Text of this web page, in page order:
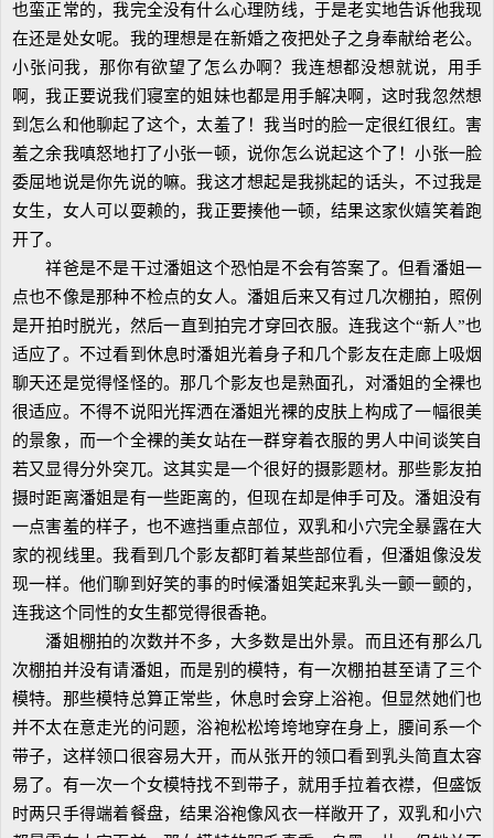
也蛮正常的，我完全没有什么心理防线，于是老实地告诉他我现
在还是处女呢。我的理想是在新婚之夜把处子之身奉献给老公。
小张问我，那你有欲望了怎么办啊？我连想都没想就说，用手
啊，我正要说我们寝室的姐妹也都是用手解决啊，这时我忽然想
到怎么和他聊起了这个，太羞了！我当时的脸一定很红很红。害
羞之余我嗔怒地打了小张一顿，说你怎么说起这个了！小张一脸
委屈地说是你先说的嘛。我这才想起是我挑起的话头，不过我是
女生，女人可以耍赖的，我正要揍他一顿，结果这家伙嬉笑着跑
开了。
祥爸是不是干过潘姐这个恐怕是不会有答案了。但看潘姐一
点也不像是那种不检点的女人。潘姐后来又有过几次棚拍，照例
是开拍时脱光，然后一直到拍完才穿回衣服。连我这个“新人”也
适应了。不过看到休息时潘姐光着身子和几个影友在走廊上吸烟
聊天还是觉得怪怪的。那几个影友也是熟面孔，对潘姐的全裸也
很适应。不得不说阳光挥洒在潘姐光裸的皮肤上构成了一幅很美
的景象，而一个全裸的美女站在一群穿着衣服的男人中间谈笑自
若又显得分外突兀。这其实是一个很好的摄影题材。那些影友拍
摄时距离潘姐是有一些距离的，但现在却是伸手可及。潘姐没有
一点害羞的样子，也不遮挡重点部位，双乳和小穴完全暴露在大
家的视线里。我看到几个影友都盯着某些部位看，但潘姐像没发
现一样。他们聊到好笑的事的时候潘姐笑起来乳头一颤一颤的，
连我这个同性的女生都觉得很香艳。
潘姐棚拍的次数并不多，大多数是出外景。而且还有那么几
次棚拍并没有请潘姐，而是别的模特，有一次棚拍甚至请了三个
模特。那些模特总算正常些，休息时会穿上浴袍。但显然她们也
并不太在意走光的问题，浴袍松松垮垮地穿在身上，腰间系一个
带子，这样领口很容易大开，而从张开的领口看到乳头简直太容
易了。有一次一个女模特找不到带子，就用手拉着衣襟，但盛饭
时两只手得端着餐盘，结果浴袍像风衣一样敞开了，双乳和小穴